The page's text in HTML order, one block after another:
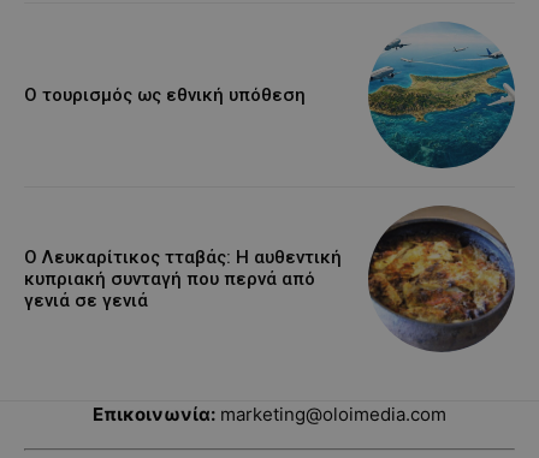
Ο τουρισμός ως εθνική υπόθεση
Ο Λευκαρίτικος τταβάς: Η αυθεντική
κυπριακή συνταγή που περνά από
γενιά σε γενιά
Επικοινωνία: marketing@oloimedia.com